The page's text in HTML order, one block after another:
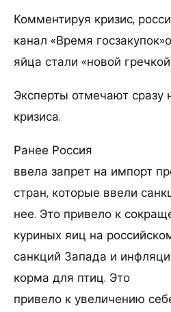
Комментируя кризис,
канал «Время
яйца стали «новой
Эксперты отмечают сразу
кризиса.
Ранее Россия
ввела запрет на импорт
стран, которые ввели
нее. Это привело к
куриных яиц на
санкций Запада и
корма для птиц. Это
привело к увеличению